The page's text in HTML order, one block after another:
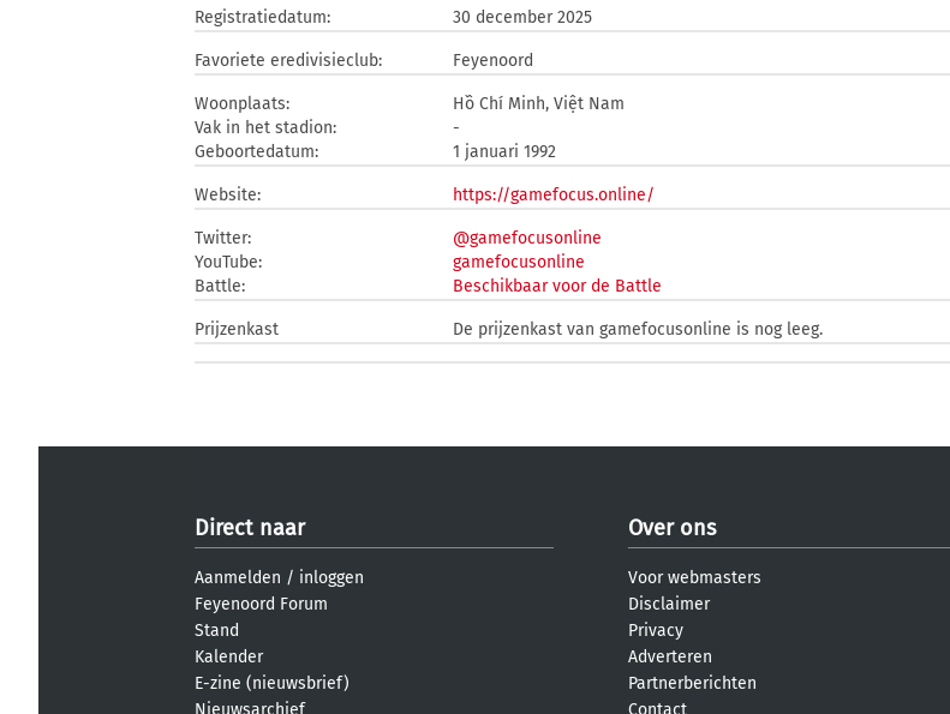
Registratiedatum: 30 december 2025
Favoriete eredivisieclub: Feyenoord
Woonplaats:
Hồ Chí Minh, Việt Nam
Vak in het stadion:
-
Geboortedatum:
1 januari 1992
Website: https://gamefocus.online/
Twitter:
@gamefocusonline
YouTube:
gamefocusonline
Battle:
Beschikbaar voor de Battle
Prijzenkast De prijzenkast van gamefocusonline is nog leeg.
Direct naar
Aanmelden / inloggen
Feyenoord Forum
Stand
Kalender
E-zine (nieuwsbrief)
Nieuwsarchief
Over ons
Voor webmasters
Disclaimer
Privacy
Adverteren
Partnerberichten
Contact